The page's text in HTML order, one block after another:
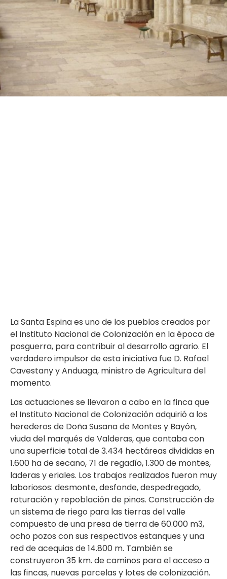
La Santa Espina es uno de los pueblos creados por
el Instituto Nacional de Colonización en la época de
posguerra, para contribuir al desarrollo agrario. El
verdadero impulsor de esta iniciativa fue D. Rafael
Cavestany y Anduaga, ministro de Agricultura del
momento.
Las actuaciones se llevaron a cabo en la finca que
el Instituto Nacional de Colonización adquirió a los
herederos de Doña Susana de Montes y Bayón,
viuda del marqués de Valderas, que contaba con
una superficie total de 3.434 hectáreas divididas en
1.600 ha de secano, 71 de regadío, 1.300 de montes,
laderas y eriales. Los trabajos realizados fueron muy
laboriosos: desmonte, desfonde, despedregado,
roturación y repoblación de pinos. Construcción de
un sistema de riego para las tierras del valle
compuesto de una presa de tierra de 60.000 m3,
ocho pozos con sus respectivos estanques y una
red de acequias de 14.800 m. También se
construyeron 35 km. de caminos para el acceso a
las fincas, nuevas parcelas y lotes de colonización.